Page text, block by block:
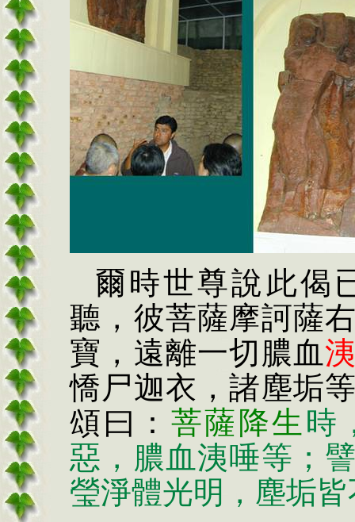
爾時世尊說此偈
聽，彼菩薩摩訶薩
寶，遠離一切膿血
憍尸迦衣，諸塵垢
頌曰： 菩薩降生 時
惡，膿血洟唾等；
瑩淨體光明，塵垢